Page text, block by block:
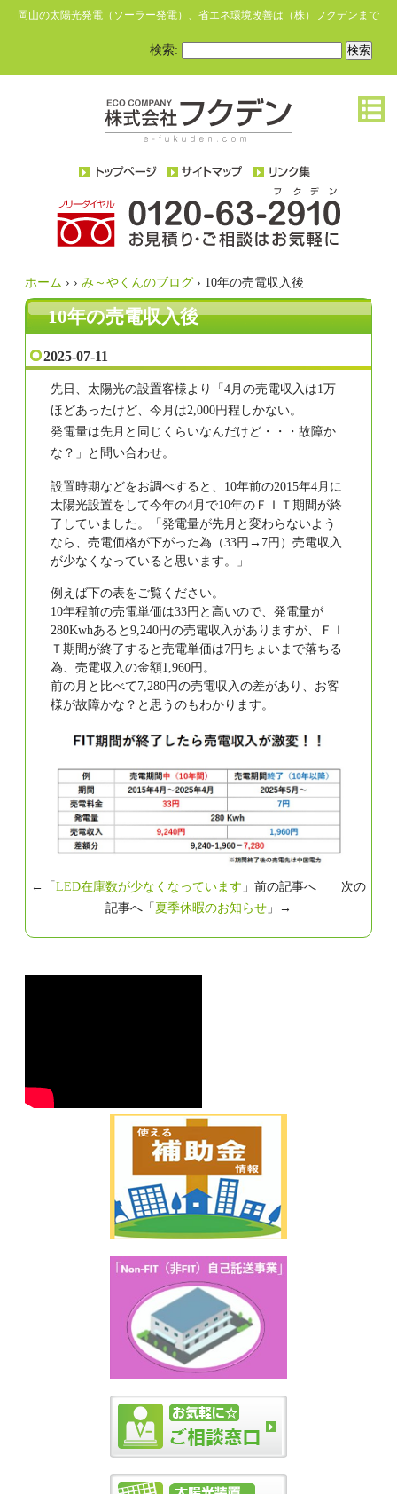
岡山の太陽光発電（ソーラー発電）、省エネ環境改善は（株）フクデンまで
検索:
ホーム › › み～やくんのブログ › 10年の売電収入後
10年の売電収入後
2025-07-11
先日、太陽光の設置客様より「4月の売電収入は1万
ほどあったけど、今月は2,000円程しかない。
発電量は先月と同じくらいなんだけど・・・故障か
な？」と問い合わせ。
設置時期などをお調べすると、10年前の2015年4月に
太陽光設置をして今年の4月で10年のＦＩＴ期間が終
了していました。「発電量が先月と変わらないよう
なら、売電価格が下がった為（33円→7円）売電収入
が少なくなっていると思います。」
例えば下の表をご覧ください。
10年程前の売電単価は33円と高いので、発電量が
280Kwhあると9,240円の売電収入がありますが、ＦＩ
Ｔ期間が終了すると売電単価は7円ちょいまで落ちる
為、売電収入の金額1,960円。
前の月と比べて7,280円の売電収入の差があり、お客
様が故障かな？と思うのもわかります。
←「 LED在庫数が少なくなっています 」前の記事へ 次の
記事へ「 夏季休暇のお知らせ 」→